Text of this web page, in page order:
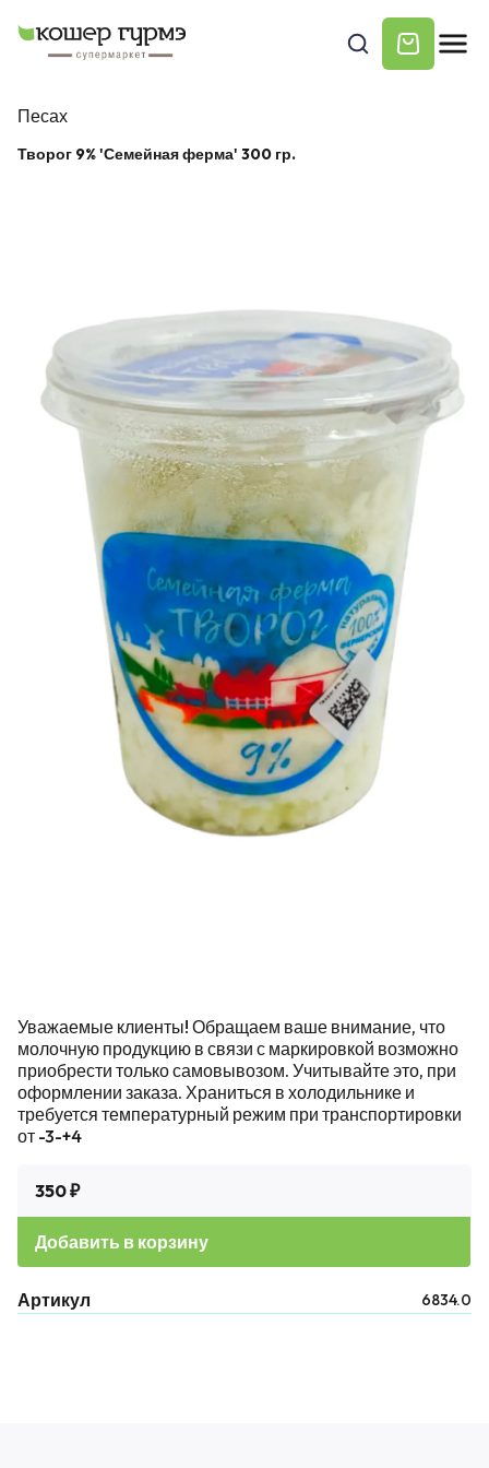
Песах
Творог 9% 'Семейная ферма' 300 гр.
Уважаемые клиенты! Обращаем ваше внимание, что
молочную продукцию в связи с маркировкой возможно
приобрести только самовывозом. Учитывайте это, при
оформлении заказа. Храниться в холодильнике и
требуется температурный режим при транспортировки
от -3-+4
350 ₽
Добавить в корзину
Артикул 6834.0